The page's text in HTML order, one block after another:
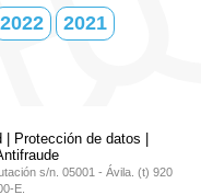
2022
2021
Protección de datos
s/n. 05001 - Ávila. (t) 920
E.